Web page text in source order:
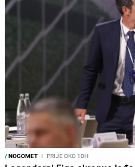
/NOGOMET I PRIJE OKO 10H